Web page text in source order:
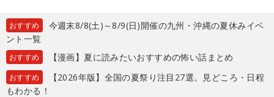
おすすめ
今週末8/8(土)～8/9(日)開催の九州・沖縄の夏休みイベ
ント一覧
おすすめ 【漫画】夏に読みたいおすすめの怖い話まとめ
おすすめ
【2026年版】全国の夏祭り注目27選。見どころ・日程
もわかる！